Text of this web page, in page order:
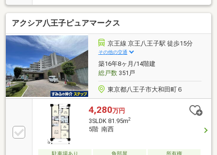
計・全居室に収納を配置・残金精算後、即お引渡し
可・ハウスクリーニング済み（令和7年10月）▼設
備・ご家族との会話が弾む対面式キッチン・雨天時の
洗濯に重宝する浴室換気乾燥機▼周辺環境・スーパー
「いなげや八王子中野店」徒歩6分(約420m)・セブン
イレブン八王子インター南店 徒歩3分(約220m)■ ご希
望の住まい探しをお手伝いします ━━━━━・・・物
件の詳細・ご相談はお気軽にお問い合わせください。
アクシア八王子ピュアマークス
京王線 京王八王子駅 徒歩15分
その他の交通
築16年8ヶ月/14階建
総戸数351戸
東京都八王子市大和田町６
4,280万円
3SLDK 81.95m2
5階 南西
駐車場あり 角部屋
所有権